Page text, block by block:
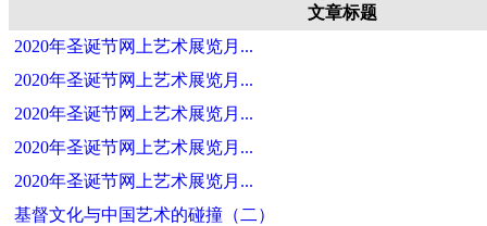
文章标题
2020年圣诞节网上艺术展览月...
2020年圣诞节网上艺术展览月...
2020年圣诞节网上艺术展览月...
2020年圣诞节网上艺术展览月...
2020年圣诞节网上艺术展览月...
基督文化与中国艺术的碰撞（二）